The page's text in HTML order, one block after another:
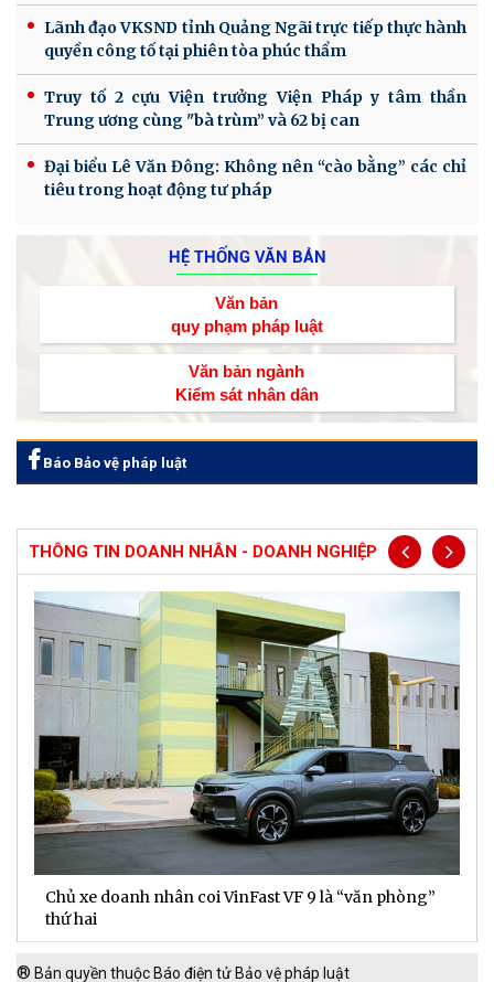
Lãnh đạo VKSND tỉnh Quảng Ngãi trực tiếp thực hành
quyền công tố tại phiên tòa phúc thẩm
Truy tố 2 cựu Viện trưởng Viện Pháp y tâm thần
Trung ương cùng "bà trùm” và 62 bị can
Đại biểu Lê Văn Đông: Không nên “cào bằng” các chỉ
tiêu trong hoạt động tư pháp
HỆ THỐNG VĂN BẢN
Văn bản
quy phạm pháp luật
Văn bản ngành
Kiểm sát nhân dân
Báo Bảo vệ pháp luật
THÔNG TIN DOANH NHÂN - DOANH NGHIỆP
Chủ xe doanh nhân coi VinFast VF 9 là “văn phòng”
thứ hai
® Bản quyền thuộc Báo điện tử Bảo vệ pháp luật